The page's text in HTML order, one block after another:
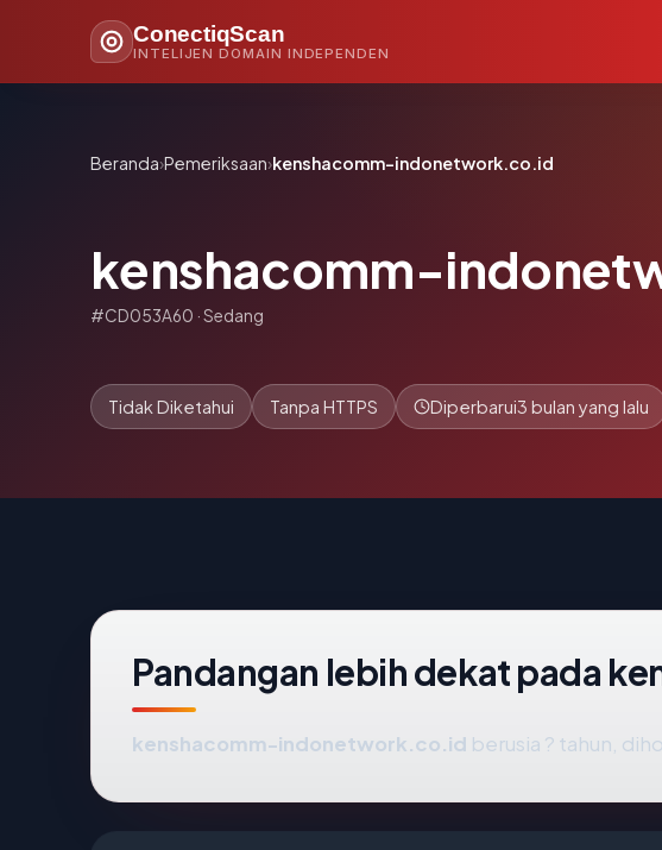
ConectiqScan
INTELIJEN DOMAIN INDEPENDEN
Beranda›Pemeriksaan›kenshacomm-indonetwork.co.id
kenshacomm-
#CD053A60 · Sedang
Tidak Diketahui Tanpa HTTPS Diperbarui3 bulan yang lalu
Pandangan lebih dekat pada
kenshacomm-indonetwork.co.id berusia ? tahun,